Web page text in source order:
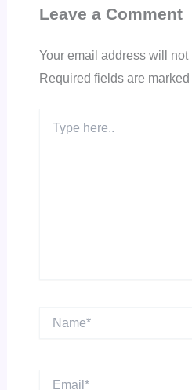
Leave a Comment
Your email address will
Required fields are marked
here..